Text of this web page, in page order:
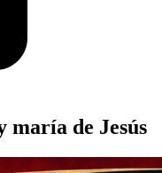
maría de Jesús